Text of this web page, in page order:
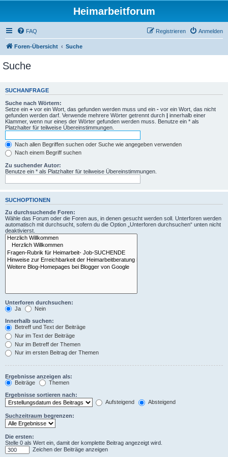
Heimarbeitforum
FAQ Anmelden
Registrieren
Foren-Übersicht Suche
Suche
SUCHANFRAGE
Suche nach Wörtern:
Setze ein + vor ein Wort, das gefunden werden muss und ein - vor ein Wort, das nicht
gefunden werden darf. Verwende mehrere Wörter getrennt durch | innerhalb einer
Klammer, wenn nur eines der Wörter gefunden werden muss. Benutze ein * als
Platzhalter für teilweise Übereinstimmungen.
Nach allen Begriffen suchen oder Suche wie angegeben verwenden
Nach einem Begriff suchen
Zu suchender Autor:
Benutze ein * als Platzhalter für teilweise Übereinstimmungen.
SUCHOPTIONEN
Zu durchsuchende Foren:
Wähle das Forum oder die Foren aus, in denen gesucht werden soll. Unterforen werden
automatisch mit durchsucht, sofern du die Option „Unterforen durchsuchen“ unten nicht
deaktivierst.
Unterforen durchsuchen:
Ja
Nein
Innerhalb suchen:
Betreff und Text der Beiträge
Nur im Text der Beiträge
Nur im Betreff der Themen
Nur im ersten Beitrag der Themen
Ergebnisse anzeigen als:
Beiträge
Themen
Ergebnisse sortieren nach:
Aufsteigend
Absteigend
Suchzeitraum begrenzen:
Die ersten:
Stelle 0 als Wert ein, damit der komplette Beitrag angezeigt wird.
Zeichen der Beiträge anzeigen